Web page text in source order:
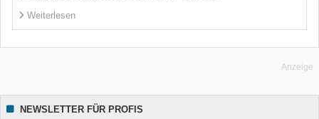
Weiterlesen
Anzeige
NEWSLETTER FÜR PROFIS